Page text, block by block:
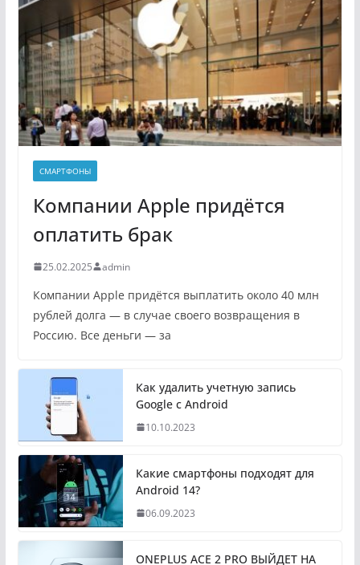
СМАРТФОНЫ
Компании Apple придётся
оплатить брак
25.02.2025 admin
Компании Apple придётся выплатить около 40 млн
рублей долга — в случае своего возвращения в
Россию. Все деньги — за
Как удалить учетную запись
Google с Android
10.10.2023
Какие смартфоны подходят для
Android 14?
06.09.2023
ONEPLUS ACE 2 PRO ВЫЙДЕТ НА